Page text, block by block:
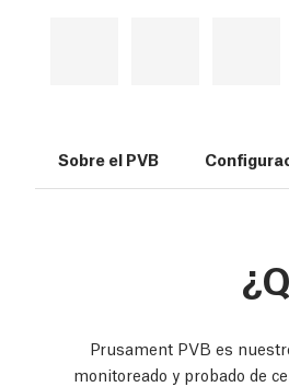
Sobre el PVB
Prusament PVB es
monitoreado y probado de